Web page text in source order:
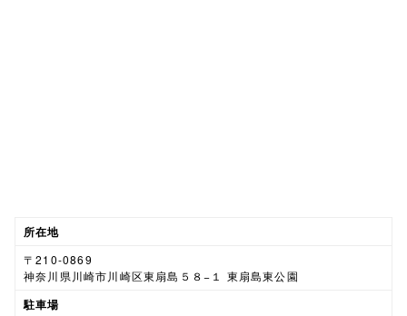
所在地
〒210-0869
神奈川県川崎市川崎区東扇島５８−１ 東扇島東公園
駐車場